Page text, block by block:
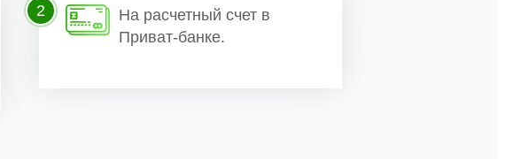
На расчетный счет в
Приват-банке.
2